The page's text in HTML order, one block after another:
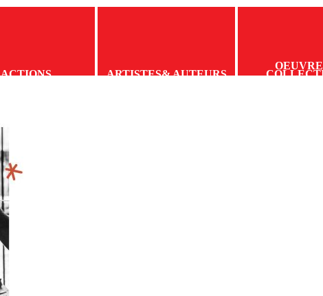
ACTIONS ARTISTES& AUTEURS